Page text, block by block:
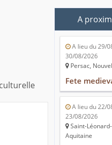
A
A lieu du 29/
30/08/2026
Persac,
Fete
A lieu du 22/
23/08/2026
Saint-
Aquitaine